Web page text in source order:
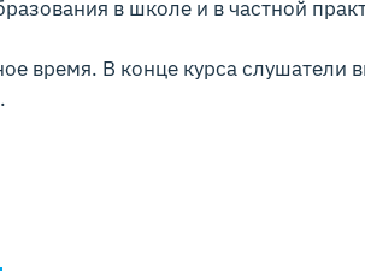
в школе и в частной
время. В конце курса слушатели